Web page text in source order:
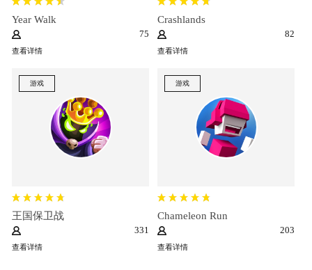
Year Walk
75
查看详情
Crashlands
82
查看详情
游戏
王国保卫战
331
查看详情
游戏
Chameleon Run
203
查看详情